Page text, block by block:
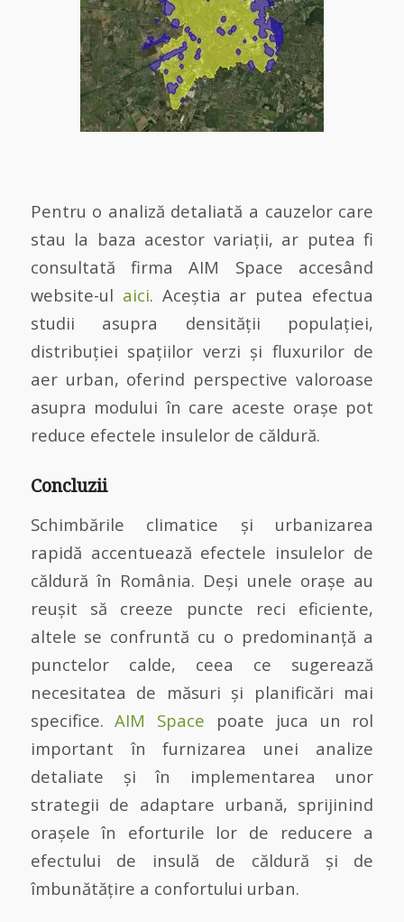
Pentru o analiză detaliată a cauzelor care
stau la baza acestor variații, ar putea fi
consultată firma AIM Space accesând
website-ul aici. Aceștia ar putea efectua
studii asupra densității populației,
distribuției spațiilor verzi și fluxurilor de
aer urban, oferind perspective valoroase
asupra modului în care aceste orașe pot
reduce efectele insulelor de căldură.
Concluzii
Schimbările climatice și urbanizarea
rapidă accentuează efectele insulelor de
căldură în România. Deși unele orașe au
reușit să creeze puncte reci eficiente,
altele se confruntă cu o predominanță a
punctelor calde, ceea ce sugerează
necesitatea de măsuri și planificări mai
specifice.AIM Space poate juca un rol
important în furnizarea unei analize
detaliate și în implementarea unor
strategii de adaptare urbană, sprijinind
orașele în eforturile lor de reducere a
efectului de insulă de căldură și de
îmbunătățire a confortului urban.